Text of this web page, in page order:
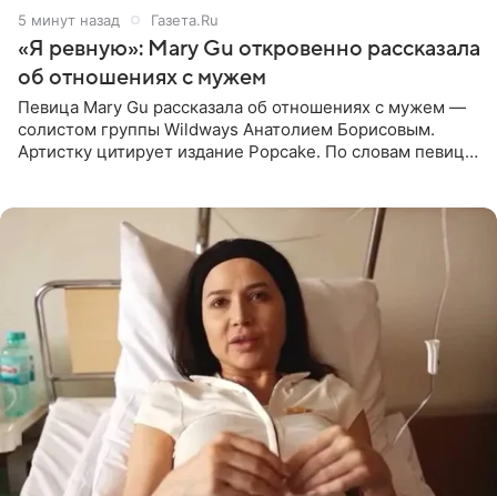
6 минут назад Газета.Ru
«Я ревную»: Mary Gu откровенно рассказала
об отношениях с мужем
Певица Mary Gu рассказала об отношениях с мужем —
солистом группы Wildways Анатолием Борисовым.
Артистку цитирует издание Popcake. По словам певицы,